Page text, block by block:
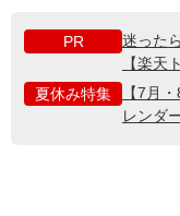
PR
迷った
【楽天
夏休み特集
【7月
レンダ